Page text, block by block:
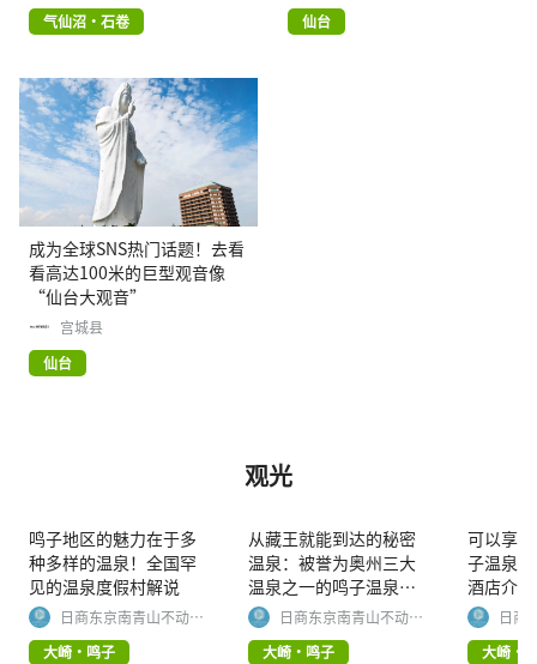
气仙沼・石卷 仙台
成为全球SNS热门话题！去看
看高达100米的巨型观音像
“仙台大观音”
宫城县
仙台
观光
鸣子地区的魅力在于多
种多样的温泉！全国罕
见的温泉度假村解说
日商东京南青山不动产
有限公司
大崎・鸣子
从藏王就能到达的秘密
温泉：被誉为奥州三大
温泉之一的鸣子温泉
（鬼首）到底有什么魅
力呢？
日商东京南青山不动产
有限公司
大崎・鸣子
可以享
子温泉
酒店介绍
日商
有限
大崎・